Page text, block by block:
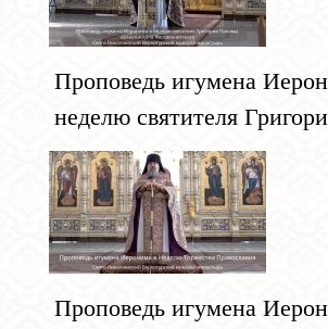
Проповедь игумена
неделю святителя
Проповедь игумена